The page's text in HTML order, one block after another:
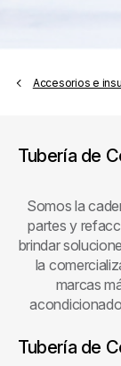
Accesorios e
Tubería de
Somos la
partes y
brindar
la
marcas
Tubería de